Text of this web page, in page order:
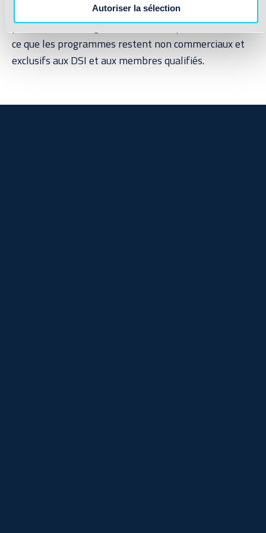
Autoriser la sélection
DSI, soutenu par un directeur exécutif et du
personnel. Les dirigeants des souscripteurs veillent à
ce que les programmes restent non commerciaux et
exclusifs aux DSI et aux membres qualifiés.